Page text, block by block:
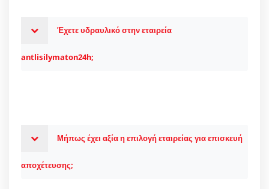
Έχετε υδραυλικό στην εταιρεία
antlisilymaton24h;
Μήπως έχει αξία η επιλογή εταιρείας για επισκευή
αποχέτευσης;